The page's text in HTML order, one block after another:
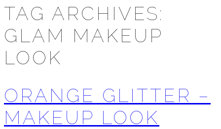
TAG ARCHIVES:
GLAM MAKEUP
LOOK
ORANGE GLITTER –
MAKEUP LOOK